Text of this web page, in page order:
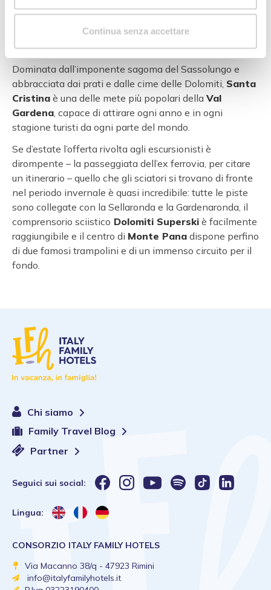
Continua senza accettare
Dominata dall’imponente sagoma del Sassolungo e
abbracciata dai prati e dalle cime delle Dolomiti, Santa
Cristina è una delle mete più popolari della Val
Gardena , capace di attirare ogni anno e in ogni
stagione turisti da ogni parte del mondo.
Se d’estate l’offerta rivolta agli escursionisti è
dirompente – la passeggiata dell’ex ferrovia, per citare
un itinerario – quello che gli sciatori si trovano di fronte
nel periodo invernale è quasi incredibile: tutte le piste
sono collegate con la Sellaronda e la Gardenaronda, il
comprensorio sciistico Dolomiti Superski è facilmente
raggiungibile e il centro di Monte Pana dispone perfino
di due famosi trampolini e di un immenso circuito per il
fondo.
Chi siamo
Family Travel Blog
Partner
Seguici sui social:
Lingua:
CONSORZIO ITALY FAMILY HOTELS
Via Macanno 38/q - 47923 Rimini
info@italyfamilyhotels.it